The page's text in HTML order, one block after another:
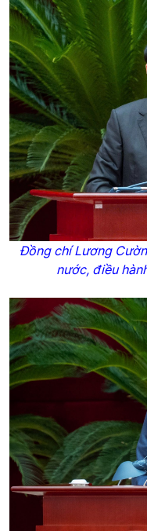
Đồng chí Lương
nước, điều